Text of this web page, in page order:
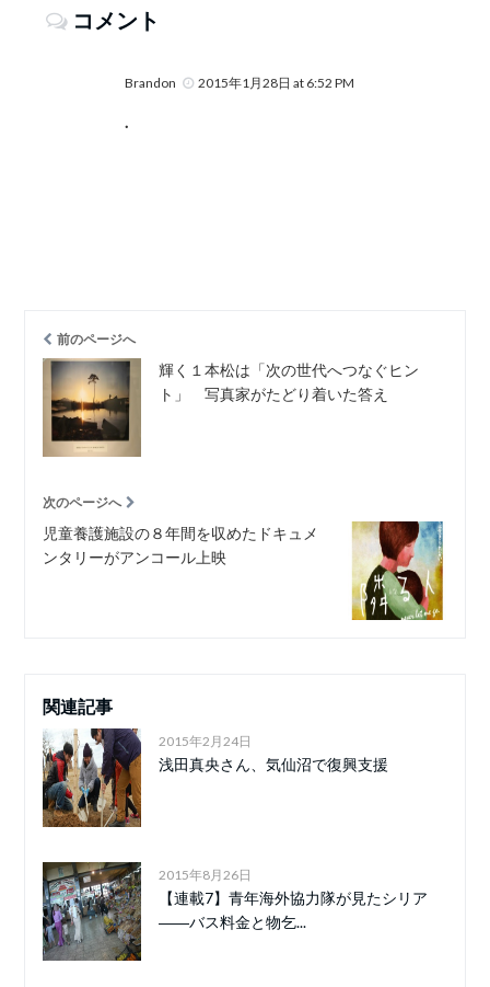
コメント
Brandon 2015年1月28日 at 6:52 PM
.
前のページへ
輝く１本松は「次の世代へつなぐヒン
ト」 写真家がたどり着いた答え
次のページへ
児童養護施設の８年間を収めたドキュメ
ンタリーがアンコール上映
関連記事
2015年2月24日
浅田真央さん、気仙沼で復興支援
2015年8月26日
【連載7】青年海外協力隊が見たシリア
――バス料金と物乞...